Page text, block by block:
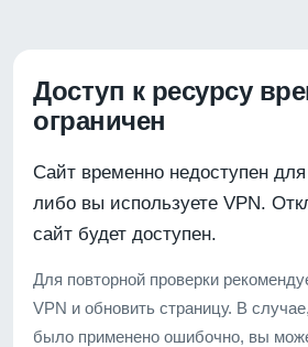
Доступ к ресурсу
ограничен
Сайт временно недоступен
либо вы используете VPN.
сайт будет доступен.
Для повторной проверки
VPN и обновить страницу. В
было применено ошибочно, вы